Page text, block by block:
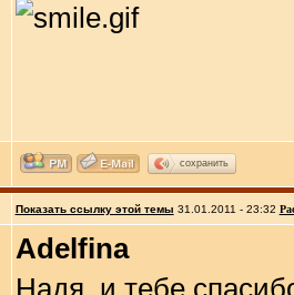
сохранить
Показать ссылку этой темы 31.01.2011 - 23:32
Adelfina
Надя, и тебе